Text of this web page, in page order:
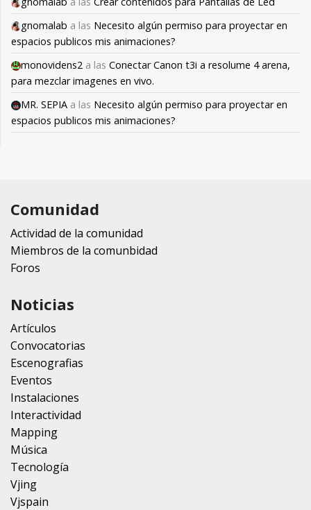
gnomalab a las Necesito algún permiso para proyectar en
espacios publicos mis animaciones?
monovidens2 a las Conectar Canon t3i a resolume 4 arena,
para mezclar imagenes en vivo.
MR. SEPIA a las Necesito algún permiso para proyectar en
espacios publicos mis animaciones?
Comunidad
Actividad de la comunidad
Miembros de la comunbidad
Foros
Noticias
Artículos
Convocatorias
Escenografias
Eventos
Instalaciones
Interactividad
Mapping
Música
Tecnología
Vjing
Vjspain